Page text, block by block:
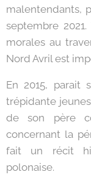
malentendants,
septembre
morales au
Nord Avril est
En 2015,
trépidante
de son père
concernant la
fait un récit
polonaise.